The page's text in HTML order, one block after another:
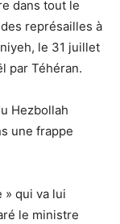
dans tout le
représailles à
le 31 juillet
par Téhéran.
Hezbollah
une frappe
» qui va lui
le ministre